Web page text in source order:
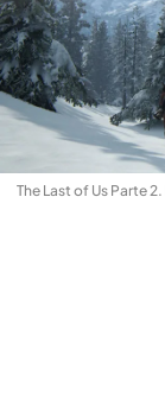
The Last of Us Parte 2.